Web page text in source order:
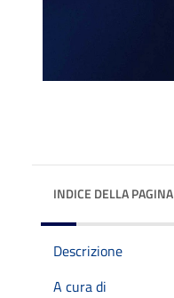
INDICE DELLA PAGINA
Descrizione
A cura di